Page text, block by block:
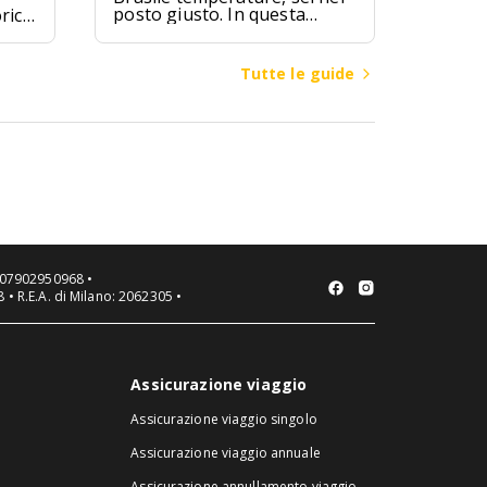
posto giusto. In questa
guida troverai valori medi
mensili, differenze climatiche
tra regioni (Amazzonia,
Nord-Est, Sud-Est, Sud,
quando andare in Brasile per
Tutte le guide
•
R.E.A. di Milano: 2062305 •
Assicurazione viaggio
Assicurazione viaggio singolo
Assicurazione viaggio annuale